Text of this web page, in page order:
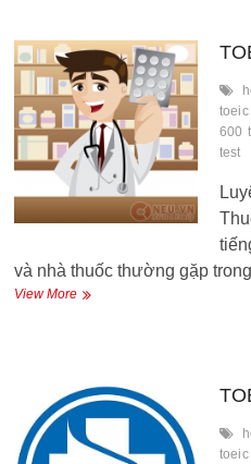
toeic
600
test
và nhà thuốc thường gặp
View MoreTOEIC
Pharmacy
toeic